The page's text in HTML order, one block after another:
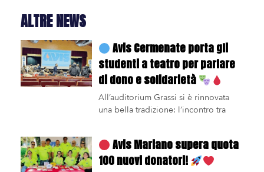
ALTRE NEWS
Avis Cermenate porta gli
studenti a teatro per parlare
di dono e solidarietà
All’auditorium Grassi si è rinnovata
una bella tradizione: l’incontro tra
Avis Mariano supera quota
100 nuovi donatori!